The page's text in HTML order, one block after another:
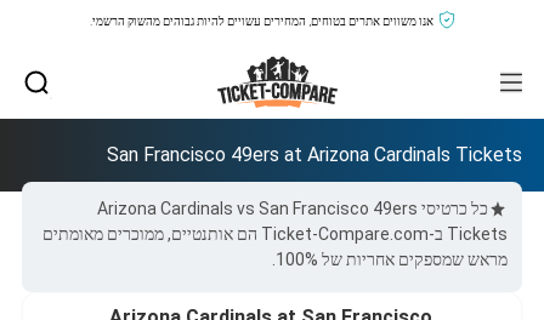
אנו משווים אתרים בטוחים, המחירים עשויים להיות גבוהים מהשוק הרשמי.
San Francisco 49ers at Arizona Cardinals Tickets
כל כרטיסי Arizona Cardinals vs San Francisco 49ers
Tickets ב-Ticket-Compare.com הם אותנטיים, ממוכרים מאומתים
מראש שמספקים אחריות של 100%.